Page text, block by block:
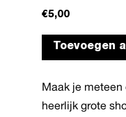
€5,00
Toevoegen
Maak je
heerlijk grote